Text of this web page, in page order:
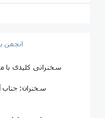
انجمن
📌سخنرانی کلیدی با
🔴سخنران: